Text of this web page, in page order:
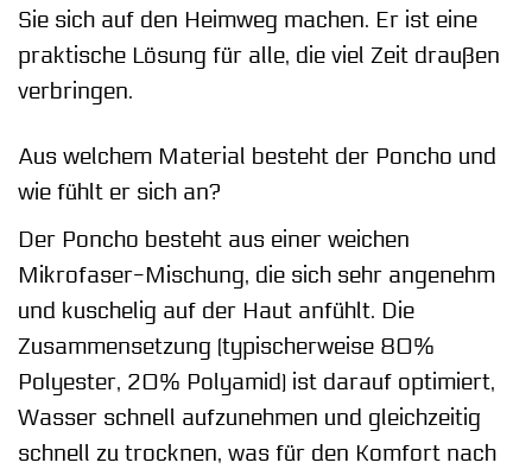
Sie sich auf den Heimweg machen. Er ist eine
praktische Lösung für alle, die viel Zeit draußen
verbringen.
Aus welchem Material besteht der Poncho und
wie fühlt er sich an?
Der Poncho besteht aus einer weichen
Mikrofaser-Mischung, die sich sehr angenehm
und kuschelig auf der Haut anfühlt. Die
Zusammensetzung (typischerweise 80%
Polyester, 20% Polyamid) ist darauf optimiert,
Wasser schnell aufzunehmen und gleichzeitig
schnell zu trocknen, was für den Komfort nach